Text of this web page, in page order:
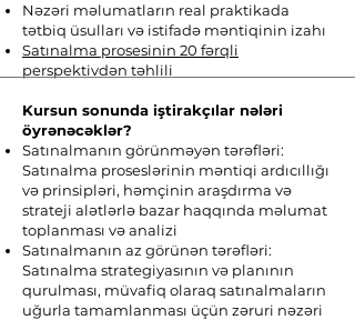
Nəzəri məlumatların real praktikada
tətbiq üsulları və istifadə məntiqinin izahı
Satınalma prosesinin 20 fərqli
perspektivdən təhlili
Kursun sonunda iştirakçılar nələri
öyrənəcəklər?
Satınalmanın görünməyən tərəfləri:
Satınalma proseslərinin məntiqi ardıcıllığı
və prinsipləri, həmçinin araşdırma və
strateji alətlərlə bazar haqqında məlumat
toplanması və analizi
Satınalmanın az görünən tərəfləri:
Satınalma strategiyasının və planının
qurulması, müvafiq olaraq satınalmaların
uğurla tamamlanması üçün zəruri nəzəri